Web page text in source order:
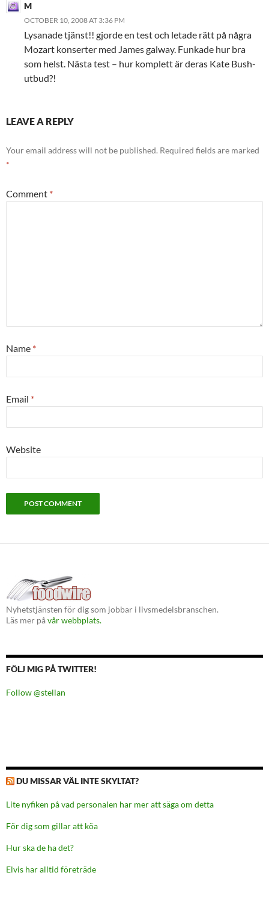
M
OCTOBER 10, 2008 AT 3:36 PM
Lysanade tjänst!! gjorde en test och letade rätt på några
Mozart konserter med James galway. Funkade hur bra
som helst. Nästa test – hur komplett är deras Kate Bush-
utbud?!
LEAVE A REPLY
Your email address will not be published. Required fields are marked
*
Comment *
Name *
Email *
Website
Nyhetstjänsten för dig som jobbar i livsmedelsbranschen.
Läs mer påvår webbplats.
FÖLJ MIG PÅ TWITTER!
Follow @stellan
DU MISSAR VÄL INTE SKYLTAT?
Lite nyfiken på vad personalen har mer att säga om detta
För dig som gillar att köa
Hur ska de ha det?
Elvis har alltid företräde